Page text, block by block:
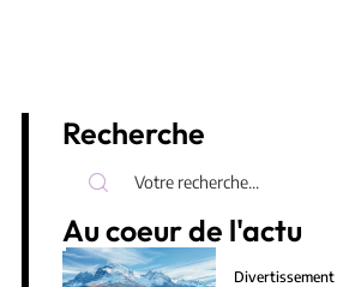
Recherche
Au coeur de l'actu
Divertissement